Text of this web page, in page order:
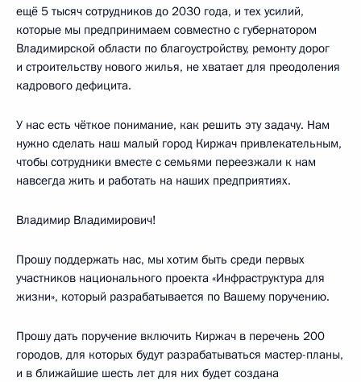
ещё 5 тысяч сотрудников до 2030 года, и тех усилий,
которые мы предпринимаем совместно с губернатором
Владимирской области по благоустройству, ремонту дорог
и строительству нового жилья, не хватает для преодоления
кадрового дефицита.
У нас есть чёткое понимание, как решить эту задачу. Нам
нужно сделать наш малый город Киржач привлекательным,
чтобы сотрудники вместе с семьями переезжали к нам
навсегда жить и работать на наших предприятиях.
Владимир Владимирович!
Прошу поддержать нас, мы хотим быть среди первых
участников национального проекта «Инфраструктура для
жизни», который разрабатывается по Вашему поручению.
Прошу дать поручение включить Киржач в перечень 200
городов, для которых будут разрабатываться мастер-планы,
и в ближайшие шесть лет для них будет создана